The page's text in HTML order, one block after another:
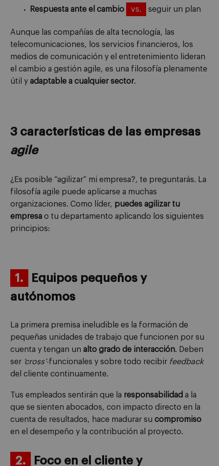
Respuesta ante el cambio vs. seguir un plan
Aunque las compañías de alta tecnología, las
telecomunicaciones, los servicios financieros, los
medios de comunicación y el entretenimiento lideran
el cambio a gestión agile, es una filosofía plenamente
útil y adaptable a cualquier sector.
3 características de las empresas
agile
¿Es posible “agilizar” mi empresa?, te preguntarás. La
filosofía agile puede aplicarse a muchas
organizaciones. Como líder, puedes agilizar tu
empresa o tu departamento aplicando los siguientes
principios:
1.
Equipos pequeños y
autónomos
La primera premisa ineludible es la formación de
pequeñas unidades de trabajo que funcionen por su
cuenta y tengan un alto grado de interacción. Deben
ser ‘cross’-funcionales y sobre todo recibir feedback
del cliente continuamente.
Tus empleados sentirán que la responsabilidad a la
que se sienten abocados, con impacto directo en la
cuenta de resultados, hace madurar su compromiso
en el desempeño y la contribución al proyecto.
2.
Foco en el cliente y